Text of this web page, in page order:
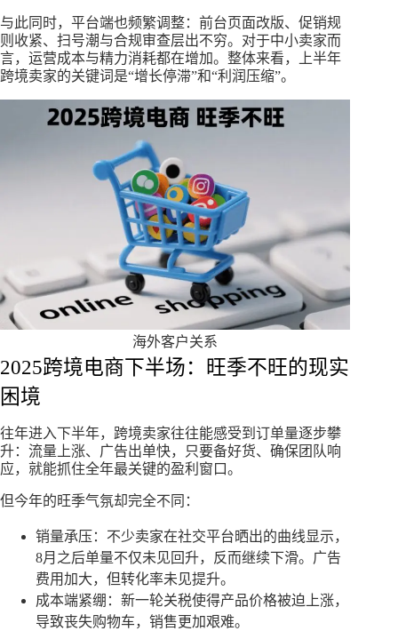
与此同时，平台端也频繁调整：前台页面改版、促销规
则收紧、扫号潮与合规审查层出不穷。对于中小卖家而
言，运营成本与精力消耗都在增加。整体来看，上半年
跨境卖家的关键词是“增长停滞”和“利润压缩”。
海外客户关系
2025跨境电商下半场：旺季不旺的现实
困境
往年进入下半年，跨境卖家往往能感受到订单量逐步攀
升：流量上涨、广告出单快，只要备好货、确保团队响
应，就能抓住全年最关键的盈利窗口。
但今年的旺季气氛却完全不同：
销量承压：不少卖家在社交平台晒出的曲线显示，
8月之后单量不仅未见回升，反而继续下滑。广告
费用加大，但转化率未见提升。
成本端紧绷：新一轮关税使得产品价格被迫上涨，
导致丧失购物车，销售更加艰难。